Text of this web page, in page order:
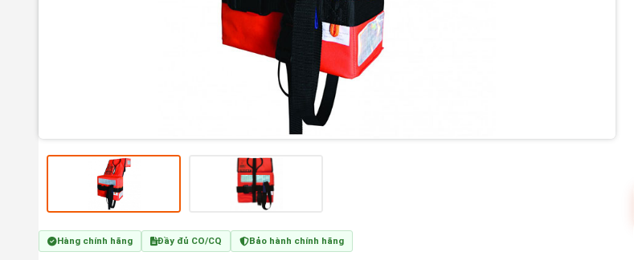
Hàng chính hãng Đầy đủ CO/CQ Bảo hành chính hãng